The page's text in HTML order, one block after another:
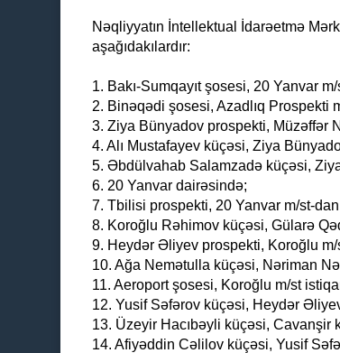
Nəqliyyatın İntellektual İdarəetmə
aşağıdakılardır:
1. Bakı-Sumqayıt şosesi, 20 Yanvar
2. Binəqədi şosesi, Azadlıq Prospekti
3. Ziya Bünyadov prospekti, Müzəffər
4. Alı Mustafayev küçəsi, Ziya
5. Əbdülvahab Salamzadə küçəsi,
6. 20 Yanvar dairəsində;
7. Tbilisi prospekti, 20 Yanvar m/st-
8. Koroğlu Rəhimov küçəsi, Gülarə
9. Heydər Əliyev prospekti, Koroğlu m/
10. Ağa Nemətulla küçəsi, Nəriman
11. Aeroport şosesi, Koroğlu m/st
12. Yusif Səfərov küçəsi, Heydər
13. Üzeyir Hacıbəyli küçəsi, Cavanşir
14. Afiyəddin Cəlilov küçəsi, Yusif